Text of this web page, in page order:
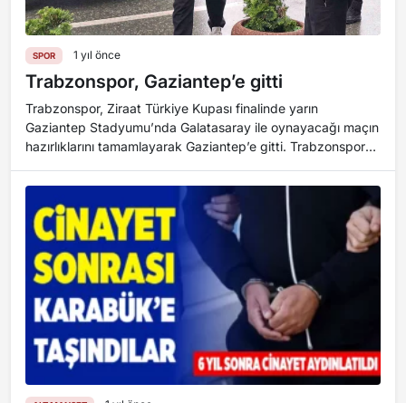
SPOR 1 yıl önce
Trabzonspor, Gaziantep’e gitti
Trabzonspor, Ziraat Türkiye Kupası finalinde yarın
Gaziantep Stadyumu’nda Galatasaray ile oynayacağı maçın
hazırlıklarını tamamlayarak Gaziantep’e gitti. Trabzonspor